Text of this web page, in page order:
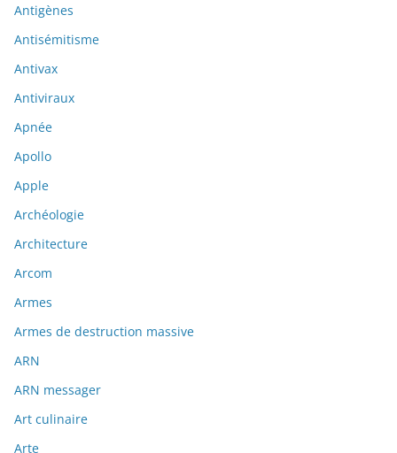
Antigènes
Antisémitisme
Antivax
Antiviraux
Apnée
Apollo
Apple
Archéologie
Architecture
Arcom
Armes
Armes de destruction massive
ARN
ARN messager
Art culinaire
Arte